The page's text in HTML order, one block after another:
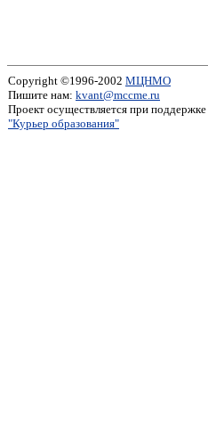
Copyright ©1996-2002 МЦНМО
Пишите нам: kvant@mccme.ru
Проект осуществляется при поддержке
"Курьер образования"